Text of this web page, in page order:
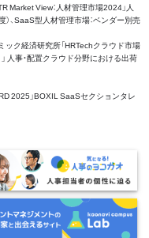
Market View：人材管理市場2024」人
、SaaS型人材管理市場：ベンダー別売
ク経済研究所「HRTechクラウド市場
人事・配置クラウド分野における出荷
2025」BOXIL SaaSセクションタレ